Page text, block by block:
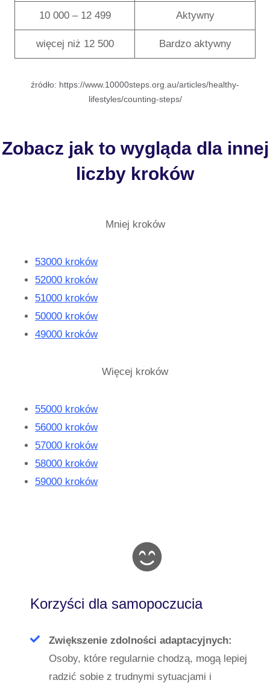
10 000 – 12 499 Aktywny
więcej niż 12 500 Bardzo aktywny
źródło: https://www.10000steps.org.au/articles/healthy-
lifestyles/counting-steps/
Zobacz jak to wygląda dla innej
liczby kroków
Mniej kroków
53000 kroków
52000 kroków
51000 kroków
50000 kroków
49000 kroków
Więcej kroków
55000 kroków
56000 kroków
57000 kroków
58000 kroków
59000 kroków
Korzyści dla samopoczucia
Zwiększenie zdolności adaptacyjnych:
Osoby, które regularnie chodzą, mogą lepiej
radzić sobie z trudnymi sytuacjami i